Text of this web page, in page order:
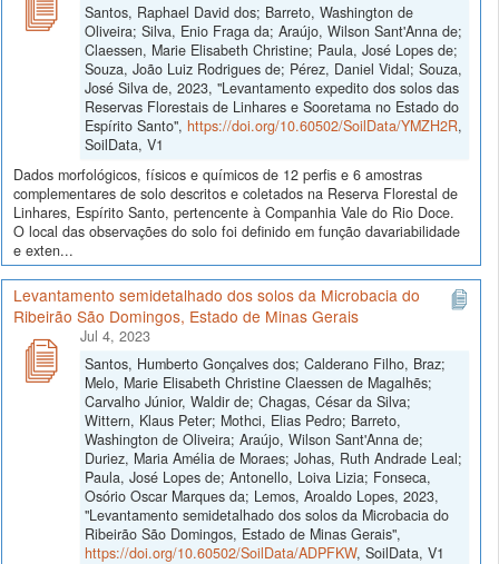
Santos, Raphael David dos; Barreto, Washington de
Oliveira; Silva, Enio Fraga da; Araújo, Wilson Sant'Anna de;
Claessen, Marie Elisabeth Christine; Paula, José Lopes de;
Souza, João Luiz Rodrigues de; Pérez, Daniel Vidal; Souza,
José Silva de, 2023, "Levantamento expedito dos solos das
Reservas Florestais de Linhares e Sooretama no Estado do
Espírito Santo", https://doi.org/10.60502/SoilData/YMZH2R,
SoilData, V1
Dados morfológicos, físicos e químicos de 12 perfis e 6 amostras
complementares de solo descritos e coletados na Reserva Florestal de
Linhares, Espírito Santo, pertencente à Companhia Vale do Rio Doce.
O local das observações do solo foi definido em função davariabilidade
e exten...
Levantamento semidetalhado dos solos da Microbacia do
Ribeirão São Domingos, Estado de Minas Gerais
Jul 4, 2023
Santos, Humberto Gonçalves dos; Calderano Filho, Braz;
Melo, Marie Elisabeth Christine Claessen de Magalhẽs;
Carvalho Júnior, Waldir de; Chagas, César da Silva;
Wittern, Klaus Peter; Mothci, Elias Pedro; Barreto,
Washington de Oliveira; Araújo, Wilson Sant'Anna de;
Duriez, Maria Amélia de Moraes; Johas, Ruth Andrade Leal;
Paula, José Lopes de; Antonello, Loiva Lizia; Fonseca,
Osório Oscar Marques da; Lemos, Aroaldo Lopes, 2023,
"Levantamento semidetalhado dos solos da Microbacia do
Ribeirão São Domingos, Estado de Minas Gerais",
https://doi.org/10.60502/SoilData/ADPFKW, SoilData, V1